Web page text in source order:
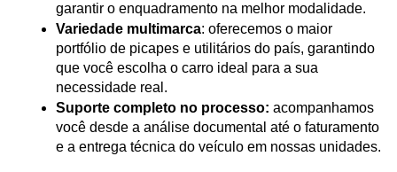
garantir o enquadramento na melhor modalidade.
Variedade multimarca: oferecemos o maior
portfólio de picapes e utilitários do país, garantindo
que você escolha o carro ideal para a sua
necessidade real.
Suporte completo no processo: acompanhamos
você desde a análise documental até o faturamento
e a entrega técnica do veículo em nossas unidades.